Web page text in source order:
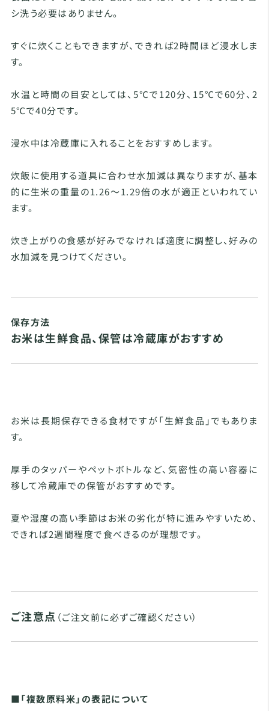
シ洗う必要はありません。
すぐに炊くこともできますが、できれば2時間ほど浸水しま
す。
水温と時間の目安としては、5℃で120分、15℃で60分、2
5℃で40分です。
浸水中は冷蔵庫に入れることをおすすめします。
炊飯に使用する道具に合わせ水加減は異なりますが、基本
的に生米の重量の1.26～1.29倍の水が適正といわれてい
ます。
炊き上がりの食感が好みでなければ適度に調整し、好みの
水加減を見つけてください。
保存方法
お米は生鮮食品、保管は冷蔵庫がおすすめ
お米は長期保存できる食材ですが「生鮮食品」でもありま
す。
厚手のタッパーやペットボトルなど、気密性の高い容器に
移して冷蔵庫での保管がおすすめです。
夏や湿度の高い季節はお米の劣化が特に進みやすいため、
できれば2週間程度で食べきるのが理想です。
ご注意点 （ご注文前に必ずご確認ください）
■「複数原料米」の表記について